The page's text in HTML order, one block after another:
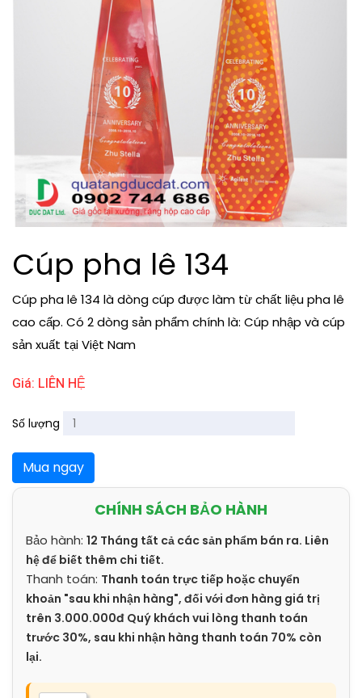
Cúp pha lê 134
Cúp pha lê 134 là dòng cúp được làm từ chất liệu pha lê
cao cấp. Có 2 dòng sản phẩm chính là: Cúp nhập và cúp
sản xuất tại Việt Nam
Giá: LIÊN HỆ
Số lượng
Mua ngay
CHÍNH SÁCH BẢO HÀNH
Bảo hành: 12 Tháng tất cả các sản phẩm bán ra. Liên
hệ để biết thêm chi tiết.
Thanh toán: Thanh toán trực tiếp hoặc chuyển
khoản "sau khi nhận hàng", đối với đơn hàng giá trị
trên 3.000.000đ Quý khách vui lòng thanh toán
trước 30%, sau khi nhận hàng thanh toán 70% còn
lại.